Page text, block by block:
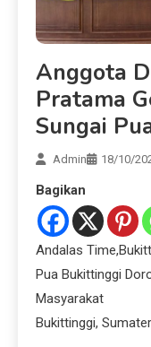
Anggota
Pratama
Sungai
Admin 18/10/
Bagikan
Andalas
Pua Bukittinggi
Masyarakat
Bukittinggi,